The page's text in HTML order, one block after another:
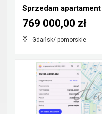
Sprzedam
Gdańsk/ pomorskie
769 000,00 zł